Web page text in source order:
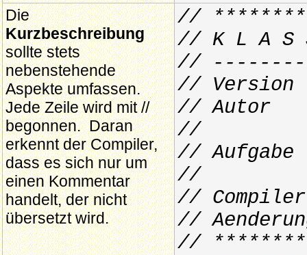
Die
Kurzbeschreibung
sollte stets
nebenstehende
Aspekte umfassen.
Jede Zeile wird mit //
begonnen. Daran
erkennt der Compiler,
dass es sich nur um
einen Kommentar
handelt, der nicht
übersetzt wird.
//
// K L
//
//
// Autor :
//
// Aufgabe
//
//
//
//